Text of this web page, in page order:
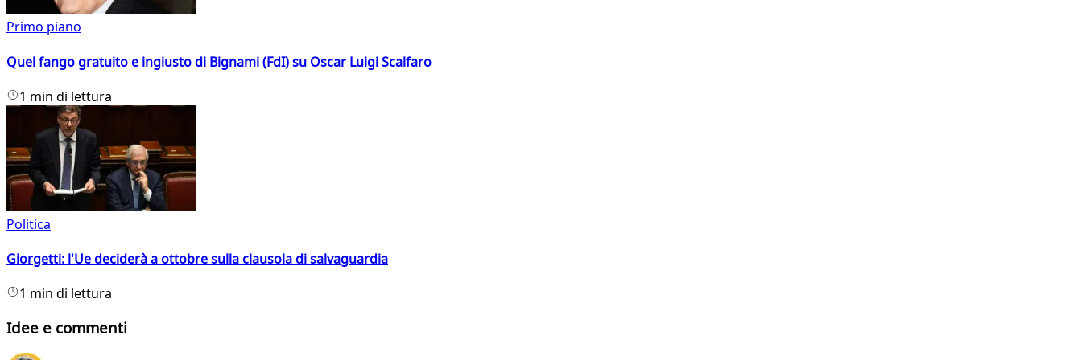
Primo piano
Quel fango gratuito e ingiusto di Bignami (FdI) su Oscar Luigi Scalfaro
1 min di lettura
Politica
Giorgetti: l'Ue deciderà a ottobre sulla clausola di salvaguardia
1 min di lettura
Idee e commenti